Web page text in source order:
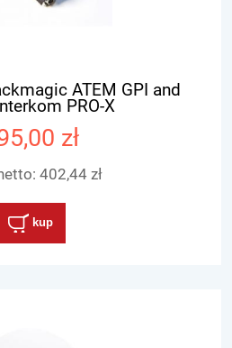
ATEM GPI and
PRO-X
zł
402,44 zł
kup